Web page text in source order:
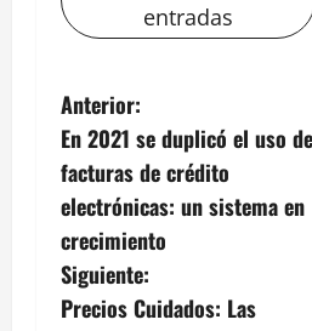
entradas
N
a
v
e
g
Anterior:
En 2021 se duplicó el uso de
facturas de crédito
electrónicas: un sistema en
crecimiento
Siguiente:
Precios Cuidados: Las